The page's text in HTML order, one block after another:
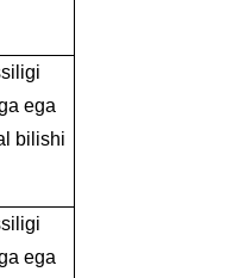
ega
bilishi
ega